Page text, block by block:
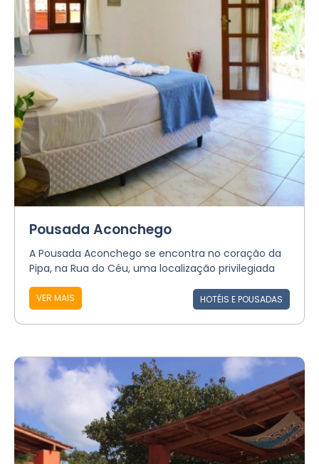
Pousada Aconchego
A Pousada Aconchego se encontra no coração da
Pipa, na Rua do Céu, uma localização privilegiada
VER MAIS HOTÉIS E POUSADAS